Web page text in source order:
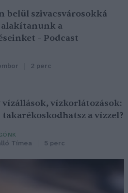
belül szivacsvárosokká
a
– Podcast
2 perc
vízállások, vízkorlátozások:
a vízzel?
Tímea 5 perc